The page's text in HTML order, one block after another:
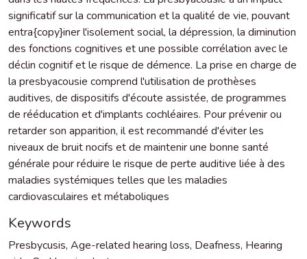
significatif sur la communication et la qualité de vie, pouvant
entra{copy}iner l'isolement social, la dépression, la diminution
des fonctions cognitives et une possible corrélation avec le
déclin cognitif et le risque de démence. La prise en charge de
la presbyacousie comprend l'utilisation de prothèses
auditives, de dispositifs d'écoute assistée, de programmes
de rééducation et d'implants cochléaires. Pour prévenir ou
retarder son apparition, il est recommandé d'éviter les
niveaux de bruit nocifs et de maintenir une bonne santé
générale pour réduire le risque de perte auditive liée à des
maladies systémiques telles que les maladies
cardiovasculaires et métaboliques
Keywords
Presbycusis, Age-related hearing loss, Deafness, Hearing